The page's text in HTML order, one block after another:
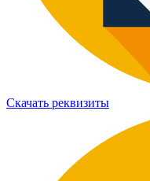
Скачать реквизиты